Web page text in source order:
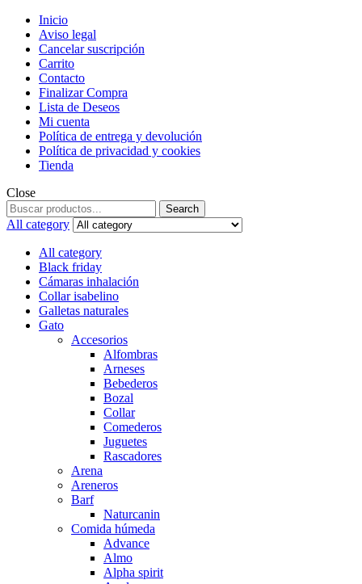
Inicio
Aviso legal
Cancelar suscripción
Carrito
Contacto
Finalizar Compra
Lista de Deseos
Mi cuenta
Política de entrega y devolución
Política de privacidad y cookies
Tienda
Close
Search
for:
Search
All category
All category
Black friday
Cámaras inhalación
Collar isabelino
Galletas naturales
Gato
Accesorios
Alfombras
Arneses
Bebederos
Bozal
Collar
Comederos
Juguetes
Rascadores
Arena
Areneros
Barf
Naturcanin
Comida húmeda
Advance
Almo
Alpha spirit